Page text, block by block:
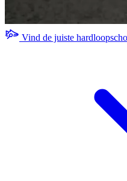
Vind de juiste